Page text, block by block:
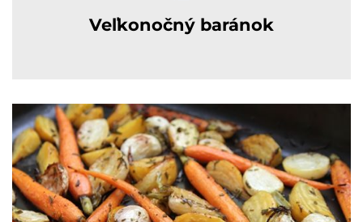
Veľkonočný baránok